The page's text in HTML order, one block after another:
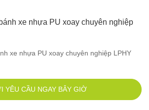
xe nhựa PU xoay chuyên nghiệp
xe nhựa PU xoay chuyên nghiệp LPHY
YÊU CẦU NGAY BÂY GIỜ